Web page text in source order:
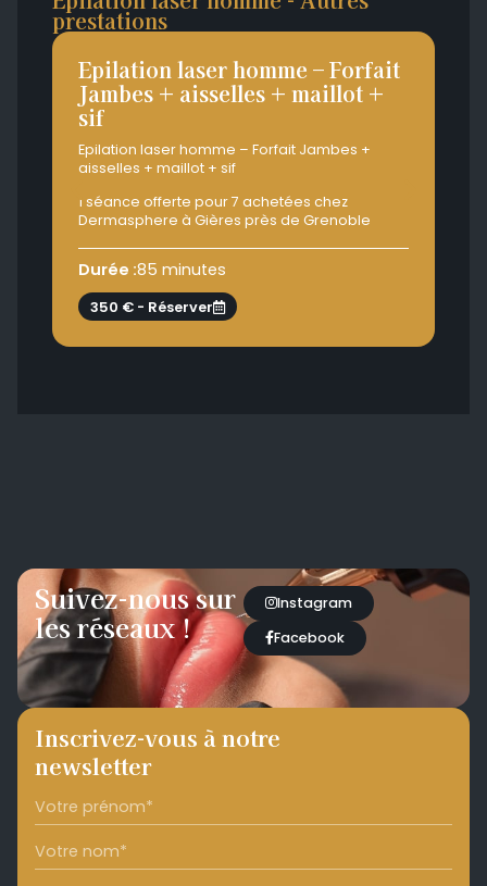
prestations
Epilation laser homme – Forfait
Jambes + aisselles + maillot +
sif
Epilation laser homme – Forfait Jambes +
aisselles + maillot + sif
1 séance offerte pour 7 achetées chez
Dermasphere à Gières près de Grenoble
Durée :85 minutes
350 € - Réserver
Suivez-nous sur
les réseaux !
Instagram
Facebook
Inscrivez-vous à notre
newsletter